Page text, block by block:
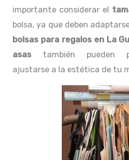
importante considerar el
bolsa, ya que deben
bolsas para regalos en La
asas también pueden
ajustarse a la estética de tu